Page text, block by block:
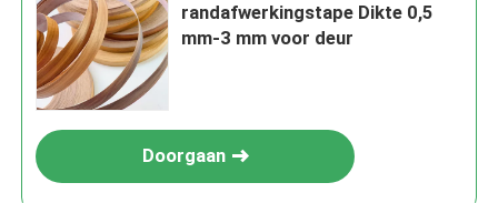
randafwerkingstape Dikte 0,5
mm-3 mm voor deur
Doorgaan